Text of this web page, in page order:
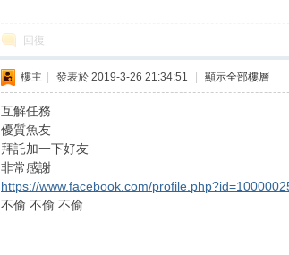
回復
樓主 發表於 2019-3-26 21:34:51 顯示全部樓層
互解任務
優質魚友
拜託加一下好友
非常感謝
https://www.facebook.com/
不偷 不偷 不偷